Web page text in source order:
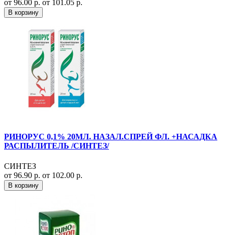
от 96.00 р. от 101.05 р.
В корзину
РИНОРУС 0,1% 20МЛ. НАЗАЛ.СПРЕЙ ФЛ. +НАСАДКА
РАСПЫЛИТЕЛЬ /СИНТЕЗ/
СИНТЕЗ
от 96.90 р. от 102.00 р.
В корзину